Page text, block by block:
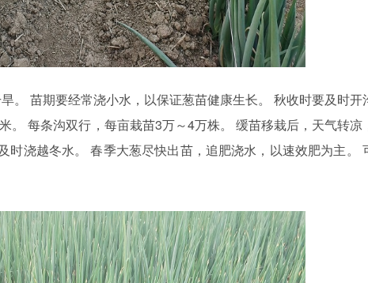
。 苗期要经常浇小水，以保证葱苗健康生长。 秋收时要及时开
。 每条沟双行，每亩栽苗3万～4万株。 缓苗移栽后，天气转凉
时浇越冬水。 春季大葱尽快出苗，追肥浇水，以速效肥为主。